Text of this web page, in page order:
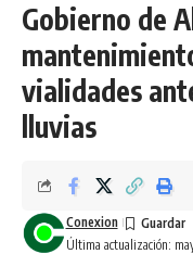
Gobierno de
vialidades
lluvias
Última actualización:
Conexion